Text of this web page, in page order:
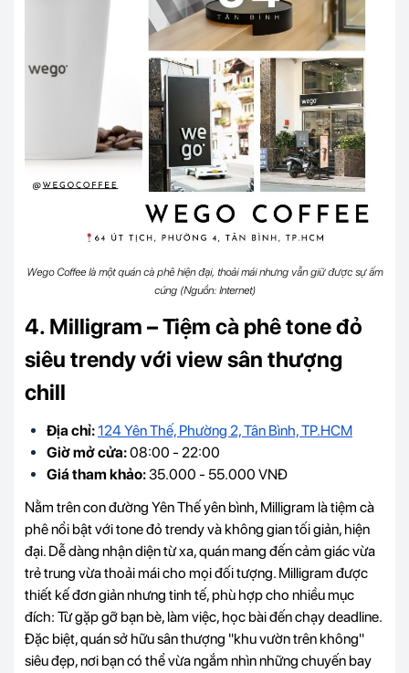
Wego Coffee là một quán cà phê hiện đại, thoải mái nhưng vẫn giữ được sự ấm
cúng (Nguồn: Internet)
4. Milligram – Tiệm cà phê tone đỏ
siêu trendy với view sân thượng
chill
Địa chỉ:124 Yên Thế, Phường 2, Tân Bình, TP.HCM
Giờ mở cửa:08:00 - 22:00
Giá tham khảo:35.000 - 55.000 VNĐ
Nằm trên con đường Yên Thế yên bình, Milligram là tiệm cà
phê nổi bật với tone đỏ trendy và không gian tối giản, hiện
đại. Dễ dàng nhận diện từ xa, quán mang đến cảm giác vừa
trẻ trung vừa thoải mái cho mọi đối tượng. Milligram được
thiết kế đơn giản nhưng tinh tế, phù hợp cho nhiều mục
đích: Từ gặp gỡ bạn bè, làm việc, học bài đến chạy deadline.
Đặc biệt, quán sở hữu sân thượng "khu vườn trên không"
siêu đẹp, nơi bạn có thể vừa ngắm nhìn những chuyến bay